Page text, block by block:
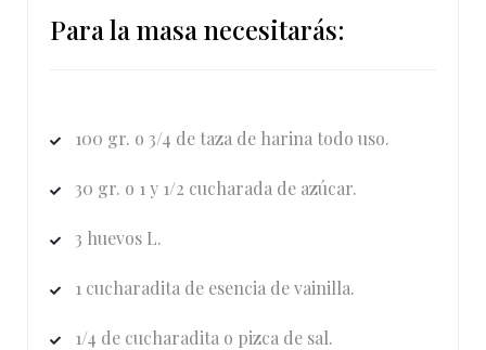
Para la masa necesitarás:
100 gr. o 3/4 de taza de harina todo uso.
30 gr. o 1 y 1/2 cucharada de azúcar.
3 huevos L.
1 cucharadita de esencia de vainilla.
1/4 de cucharadita o pizca de sal.